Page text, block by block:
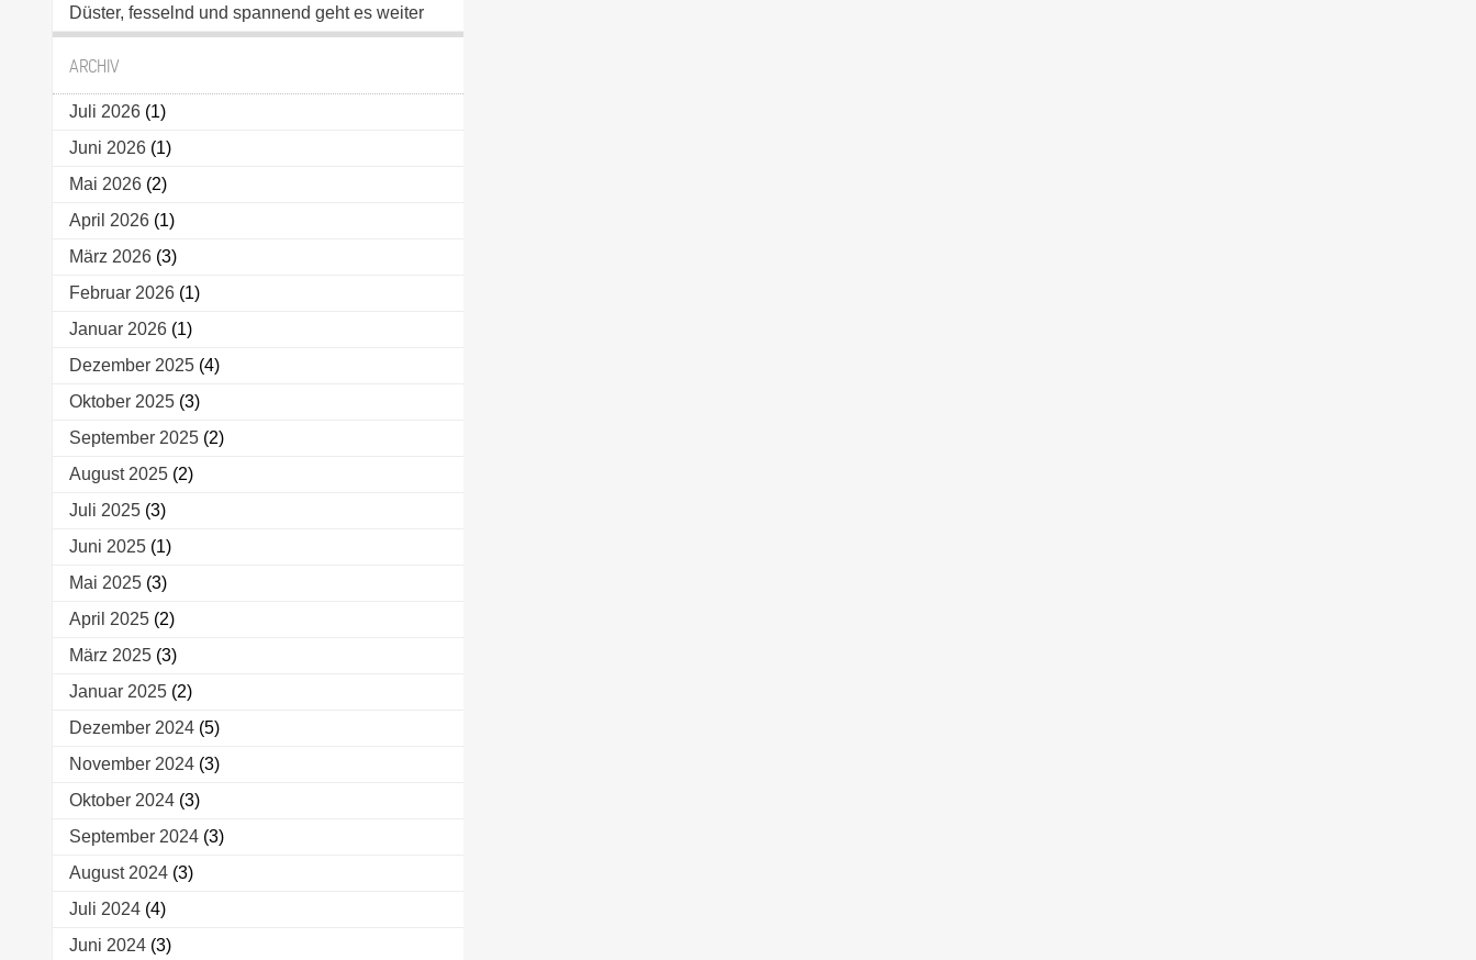
Düster, fesselnd und spannend geht es weiter
ARCHIV
Juli 2026 (1)
Juni 2026 (1)
Mai 2026 (2)
April 2026 (1)
März 2026 (3)
Februar 2026 (1)
Januar 2026 (1)
Dezember 2025 (4)
Oktober 2025 (3)
September 2025 (2)
August 2025 (2)
Juli 2025 (3)
Juni 2025 (1)
Mai 2025 (3)
April 2025 (2)
März 2025 (3)
Januar 2025 (2)
Dezember 2024 (5)
November 2024 (3)
Oktober 2024 (3)
September 2024 (3)
August 2024 (3)
Juli 2024 (4)
Juni 2024 (3)